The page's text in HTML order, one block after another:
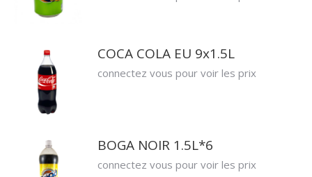
COCA COLA EU 9x1.5L
connectez vous pour voir les prix
BOGA NOIR 1.5L*6
connectez vous pour voir les prix